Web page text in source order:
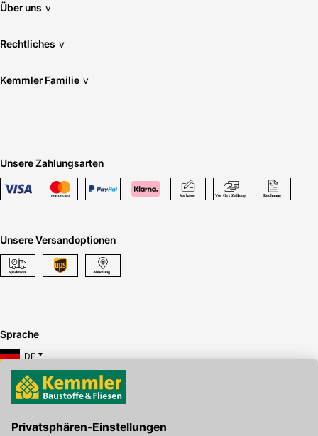
Über uns v
Rechtliches v
Kemmler Familie v
Unsere Zahlungsarten
Unsere Versandoptionen
Sprache
DE
Hier gibt's die kostenlose App